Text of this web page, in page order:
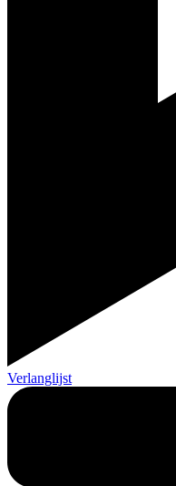
Verlanglijst